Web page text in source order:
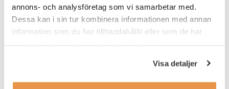
annons- och analysföretag som vi samarbetar med.
Dessa kan i sin tur kombinera informationen med annan
information som du har tillhandahållit eller som de har
Visa detaljer
användbarhet (UX) eller gränssnittsdesign. Du kommer
uppmuntras till att fördjupa dina kunskaper inom
gränssnittsutveckling, men ges också möjlighet att bredda dig
för att ta ett större ansvar.
därmed mitt i hjärtat av verksamheten Fitness24Seven.